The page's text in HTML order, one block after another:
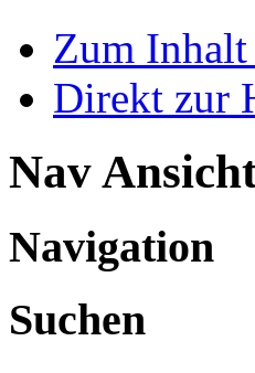
Zum Inhalt
Direkt zur
Nav
Navigation
Suchen